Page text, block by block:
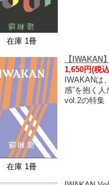
在庫 1冊
在庫 1冊
【
1,650円(税
IWAKANは
感”を抱く
vol.2の特集